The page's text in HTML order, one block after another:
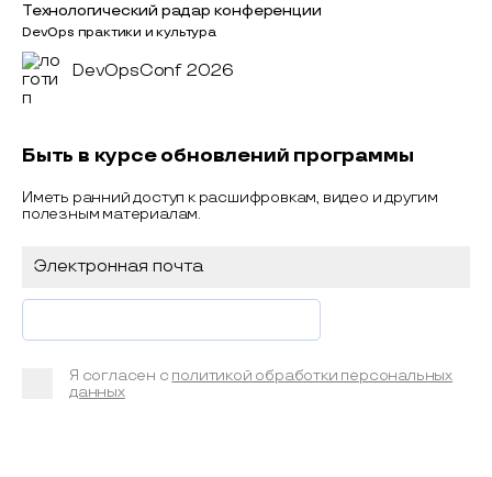
Технологический радар конференции
DevOps практики и культура
DevOpsConf 2026
Быть в курсе обновлений программы
Иметь ранний доступ к расшифровкам, видео и другим
полезным материалам.
Я согласен с политикой обработки персональных
данных